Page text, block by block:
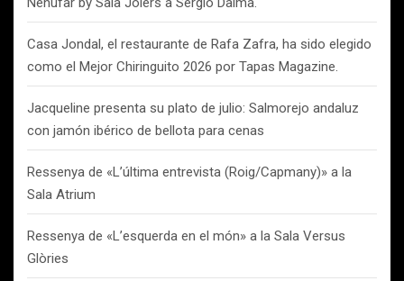
Casa Jondal, el restaurante de Rafa Zafra, ha sido elegido
como el Mejor Chiringuito 2026 por Tapas Magazine.
Jacqueline presenta su plato de julio: Salmorejo andaluz
con jamón ibérico de bellota para cenas
Ressenya de «L’última entrevista (Roig/Capmany)» a la
Sala Atrium
Ressenya de «L’esquerda en el món» a la Sala Versus
Glòries